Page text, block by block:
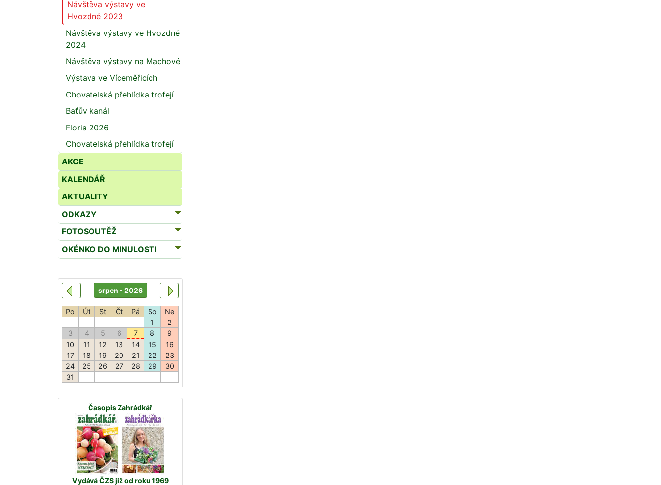
Návštěva výstavy ve
Hvozdné 2023
Návštěva výstavy ve Hvozdné
2024
Návštěva výstavy na Machové
Výstava ve Víceměřicích
Chovatelská přehlídka trofejí
Baťův kanál
Floria 2026
Chovatelská přehlídka trofejí
AKCE
KALENDÁŘ
AKTUALITY
ODKAZY
FOTOSOUTĚŽ
OKÉNKO DO MINULOSTI
Časopis Zahrádkář
Vydává ČZS již od roku 1969